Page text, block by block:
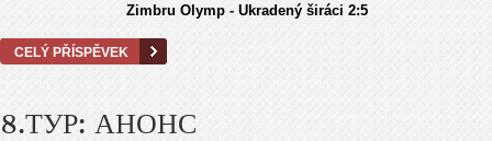
Zimbru Olymp - Ukradený širáci 2:5
CELÝ PŘÍSPĚVEK
8.ТУР: АНОНС